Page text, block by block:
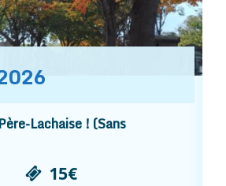
Lachaise ! (Sans
15€